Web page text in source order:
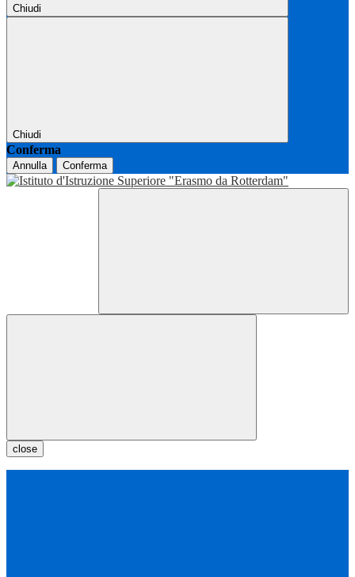
Chiudi
Chiudi
Conferma
Annulla Conferma
close